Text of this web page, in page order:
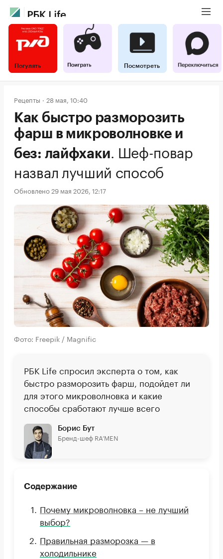
Погулять Посмотреть
Рецепты 28 мая, 10:40
Как быстро разморозить
фарш в микроволновке и
без: лайфхаки. Шеф-повар
назвал лучший способ
Обновлено 29 мая 2026, 12:17
Фото: Freepik / Magnific
РБК Life спросил эксперта о том, как
быстро разморозить фарш, подойдет ли
для этого микроволновка и какие
способы сработают лучше всего
Борис Бут
Бренд-шеф RA’MEN
Содержание
Почему микроволновка – не лучший
выбор?
Правильная разморозка — в
холодильнике